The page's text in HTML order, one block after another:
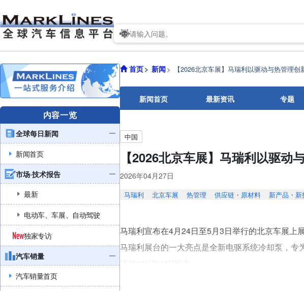
内容一览
全球每日新闻
新闻首页
市场·技术报告
最新
电动车、车展、自动驾驶
独家专访
汽车销量
汽车销量首页
首页 新闻 【2026北京车展】马瑞利以驱动与热管理
新闻首页 最新资讯 专题
中国
【2026北京车展】马瑞利以驱
2026年04月27日
马瑞利 北京车展 热管理 供应链・原材料 新产品・新
马瑞利宣布在4月24日至5月3日举行的北京车展上
马瑞利展台的一大亮点是全新电驱系统冷却泵，专
提供12V与48V版本。